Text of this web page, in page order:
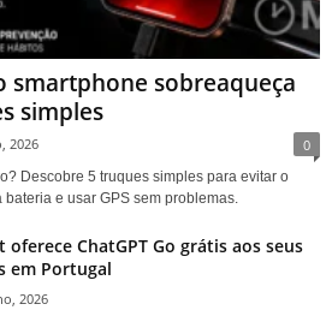
smartphone sobreaqueça
simples
2026 0
Descobre 5 truques simples para evitar o
e usar GPS sem problemas.
oferece ChatGPT Go grátis aos seus
em Portugal
2026